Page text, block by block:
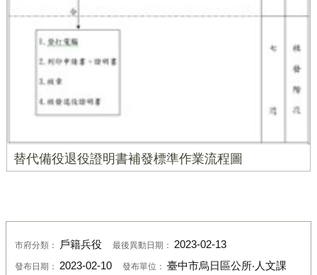
替代備役退役證明書補發標準作業流程圖
市府分類： 戶籍兵役 最後異動日期： 2023-02-13
發布日期： 2023-02-10 發布單位： 臺中市烏日區公所‧人文課